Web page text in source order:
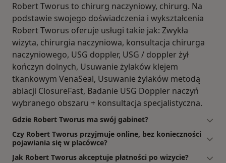
Robert Tworus to chirurg naczyniowy, chirurg. Na
podstawie swojego doświadczenia i wykształcenia
Robert Tworus oferuje usługi takie jak: Zwykła
wizyta, chirurgia naczyniowa, konsultacja chirurga
naczyniowego, USG doppler, USG / doppler żył
kończyn dolnych, Usuwanie żylaków klejem
tkankowym VenaSeal, Usuwanie żylaków metodą
ablacji ClosureFast, Badanie USG Doppler naczyń
wybranego obszaru + konsultacja specjalistyczna.
Gdzie Robert Tworus ma swój gabinet?
Czy Robert Tworus przyjmuje online, bez konieczności
pojawiania się w placówce?
Jak Robert Tworus akceptuje płatności po wizycie?